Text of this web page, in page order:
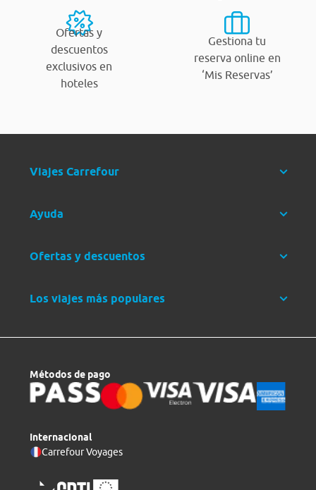
Ofertas y
descuentos
exclusivos en
hoteles
Gestiona tu
reserva online en
‘Mis Reservas’
Viajes Carrefour
Ayuda
Ofertas y descuentos
Los viajes más populares
Métodos de pago
Internacional
Carrefour Voyages